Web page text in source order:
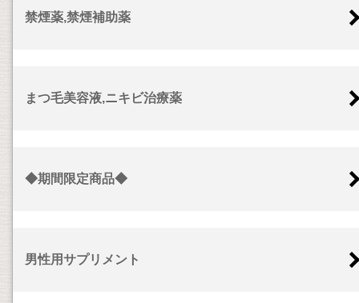
禁煙薬,禁煙補助薬
まつ毛美容液,ニキビ治療薬
◆期間限定商品◆
男性用サプリメント